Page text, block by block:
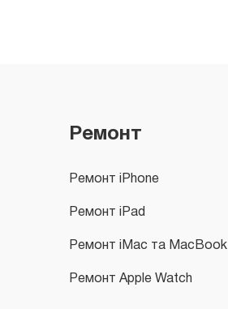
Ремонт
Ремонт iPhone
Ремонт iPad
Ремонт iMac та MacBook
Ремонт Apple Watch